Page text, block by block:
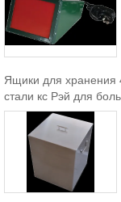
Ящики для
стали кс Рэй для